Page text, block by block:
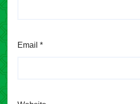
Email *